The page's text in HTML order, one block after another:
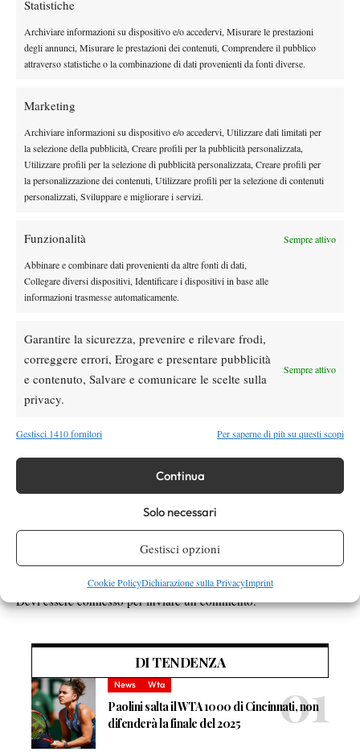
Statistiche
Archiviare informazioni su dispositivo e/o accedervi, Misurare le prestazioni
degli annunci, Misurare le prestazioni dei contenuti, Comprendere il pubblico
attraverso statistiche o la combinazione di dati provenienti da fonti diverse.
Marketing
Archiviare informazioni su dispositivo e/o accedervi, Utilizzare dati limitati per
la selezione della pubblicità, Creare profili per la pubblicità personalizzata,
Utilizzare profili per la selezione di pubblicità personalizzata, Creare profili per
la personalizzazione dei contenuti, Utilizzare profili per la selezione di contenuti
personalizzati, Sviluppare e migliorare i servizi.
Funzionalità Sempre attivo
Abbinare e combinare dati provenienti da altre fonti di dati,
Collegare diversi dispositivi, Identificare i dispositivi in base alle
informazioni trasmesse automaticamente.
Garantire la sicurezza, prevenire e rilevare frodi,
correggere errori, Erogare e presentare pubblicità
e contenuto, Salvare e comunicare le scelte sulla
privacy.
Sempre attivo
Gestisci 1410 fornitori Per saperne di più su questi scopi
Continua
Solo necessari
Gestisci opzioni
Cookie PolicyDichiarazione sulla PrivacyImprint
Shaui Peng finito 61 06 4-2 ritiro. I ricchi 75.000 dollari di Gifu
(cemento) e Indian Harbour Beach (terra) finiscono preda
rispettivamente delle neo top 150 Hiroko Kuwata (62 26 64 alla
Wang) e Jennifer Brady (Towsend battuta 63 75),successo
Oprandi nella finale del 50.000 dollari di Tunis con lo score di 16
62 62. E’ in chiusura di riepilogo però che arriva la conferma
della migliore tennista della settimana, che ancora una volta è la
russa Anastasia Gasanova, ispiratissima scommessa di Saratov
classe 1999 al quinto titolo in carriera (secondo dell’anno) tra le
mura “amiche” del 10k di Khimki.
Margherita di Pula, sconfitta solo dalla poi vincitrice e numero 1
del seeding Priscilla Hon, speranza del tennis australiano.
TENNISTA FUTURE DELLA SETTIMANA: CARL
TENNISTA ITF DELLA SETTIMANA: ANASTASIA
GASANOVA (RUS)
MIGLIOR AZZURRA: ANNA TURATI
TAGGED:Anna Turati Erik Crepaldi Riccardo Bellotti
Nessun commento
Devi essereconnessoper inviare un commento.
DI TENDENZA
News Wta
Paolini salta il WTA 1000 di Cincinnati, non
difenderà la finale del 2025